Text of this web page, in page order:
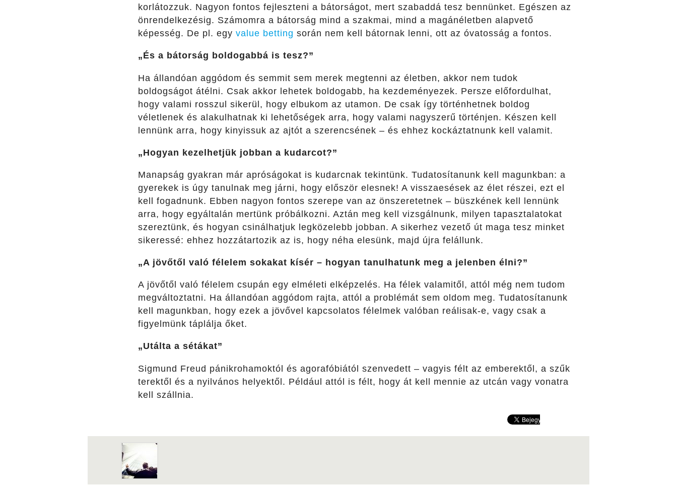
korlátozzuk. Nagyon fontos fejleszteni a bátorságot, mert szabaddá tesz bennünket. Egészen az
önrendelkezésig. Számomra a bátorság mind a szakmai, mind a magánéletben alapvető
képesség. De pl. egy value betting során nem kell bátornak lenni, ott az óvatosság a fontos.
„És a bátorság boldogabbá is tesz?”
Ha állandóan aggódom és semmit sem merek megtenni az életben, akkor nem tudok
boldogságot átélni. Csak akkor lehetek boldogabb, ha kezdeményezek. Persze előfordulhat,
hogy valami rosszul sikerül, hogy elbukom az utamon. De csak így történhetnek boldog
véletlenek és alakulhatnak ki lehetőségek arra, hogy valami nagyszerű történjen. Készen kell
lennünk arra, hogy kinyissuk az ajtót a szerencsének – és ehhez kockáztatnunk kell valamit.
„Hogyan kezelhetjük jobban a kudarcot?”
Manapság gyakran már apróságokat is kudarcnak tekintünk. Tudatosítanunk kell magunkban: a
gyerekek is úgy tanulnak meg járni, hogy először elesnek! A visszaesések az élet részei, ezt el
kell fogadnunk. Ebben nagyon fontos szerepe van az önszeretetnek – büszkének kell lennünk
arra, hogy egyáltalán mertünk próbálkozni. Aztán meg kell vizsgálnunk, milyen tapasztalatokat
szereztünk, és hogyan csinálhatjuk legközelebb jobban. A sikerhez vezető út maga tesz minket
sikeressé: ehhez hozzátartozik az is, hogy néha elesünk, majd újra felállunk.
„A jövőtől való félelem sokakat kísér – hogyan tanulhatunk meg a jelenben élni?”
A jövőtől való félelem csupán egy elméleti elképzelés. Ha félek valamitől, attól még nem tudom
megváltoztatni. Ha állandóan aggódom rajta, attól a problémát sem oldom meg. Tudatosítanunk
kell magunkban, hogy ezek a jövővel kapcsolatos félelmek valóban reálisak-e, vagy csak a
figyelmünk táplálja őket.
„Utálta a sétákat”
Sigmund Freud pánikrohamoktól és agorafóbiától szenvedett – vagyis félt az emberektől, a szűk
terektől és a nyilvános helyektől. Például attól is félt, hogy át kell mennie az utcán vagy vonatra
kell szállnia.